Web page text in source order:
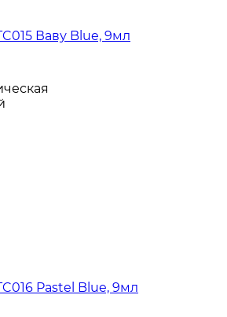
Ваву Blue, 9мл
Pastel Blue, 9мл